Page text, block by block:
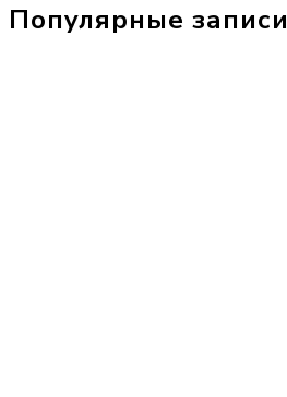
Популярные записи